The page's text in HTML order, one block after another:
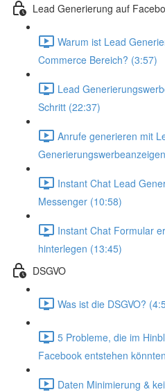
Lead Generierung auf
Warum ist Lead
Commerce Bereich? (3:57)
Lead
Schritt (22:37)
Anrufe generieren mit
Instant Chat Lead
Messenger (10:58)
Instant Chat Formular
hinterlegen (13:45)
DSGVO
Was ist die DSGVO?
5 Probleme, die im
Facebook entstehen
Daten Minimierung &